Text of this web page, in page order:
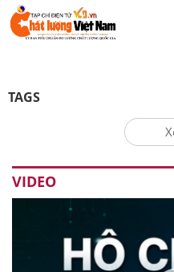
TAGS
VIDEO